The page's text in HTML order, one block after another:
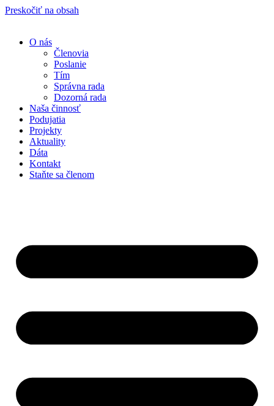
Preskočiť na obsah
O nás
Členovia
Poslanie
Tím
Správna rada
Dozorná rada
Naša činnosť
Podujatia
Projekty
Aktuality
Dáta
Kontakt
Staňte sa členom